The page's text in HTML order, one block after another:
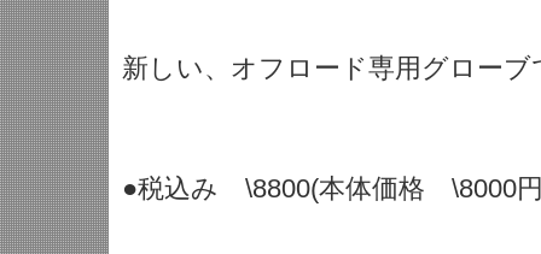
新しい、オフロード専用グローブ
●税込み \8800(本体価格 \8000